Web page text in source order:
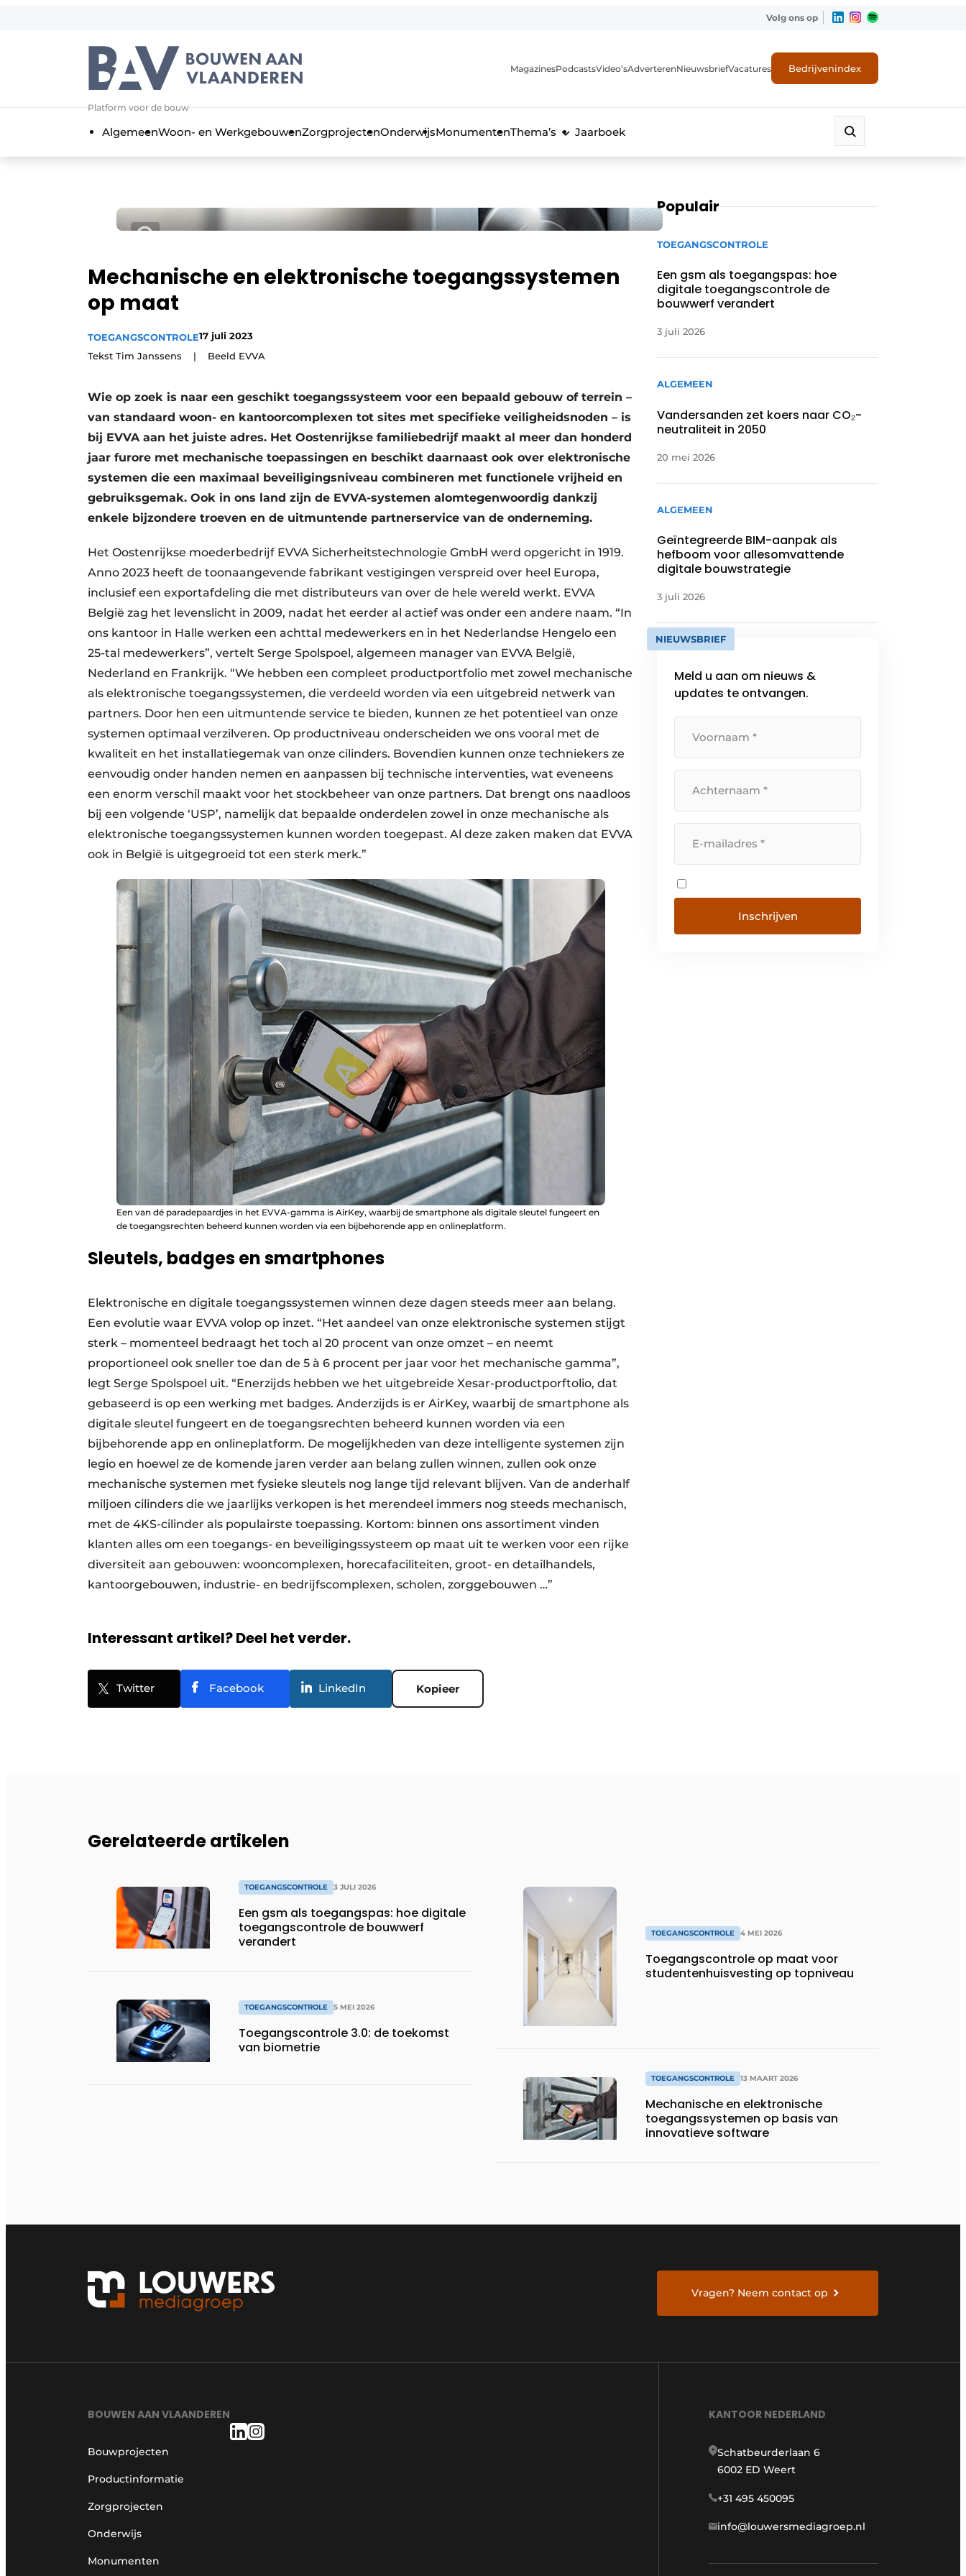
Aanmelden
Algemene voorwaarden
Bedrijven
Jaarboek
Nieuwsbrief
Privacy / Cookie statement
Vacature aanmelden
Vacatures
Aanmelden
Bedrijven
Bedrijven
Contact
Volg ons op
Platform voor de bouw
MagazinesPodcastsVideo’sAdverterenNieuwsbriefVacatures Bedrijvenindex
AlgemeenWoon- en WerkgebouwenZorgprojectenOnderwijsMonumentenThema’s Jaarboek
Mechanische en elektronische toegangssystemen
op maat
TOEGANGSCONTROLE17 juli 2023
Tekst Tim Janssens | Beeld EVVA
Wie op zoek is naar een geschikt toegangssysteem voor een bepaald gebouw of terrein –
van standaard woon- en kantoorcomplexen tot sites met specifieke veiligheidsnoden – is
bij EVVA aan het juiste adres. Het Oostenrijkse familiebedrijf maakt al meer dan honderd
jaar furore met mechanische toepassingen en beschikt daarnaast ook over elektronische
systemen die een maximaal beveiligingsniveau combineren met functionele vrijheid en
gebruiksgemak. Ook in ons land zijn de EVVA-systemen alomtegenwoordig dankzij
enkele bijzondere troeven en de uitmuntende partnerservice van de onderneming.
Het Oostenrijkse moederbedrijf EVVA Sicherheitstechnologie GmbH werd opgericht in 1919.
Anno 2023 heeft de toonaangevende fabrikant vestigingen verspreid over heel Europa,
inclusief een exportafdeling die met distributeurs van over de hele wereld werkt. EVVA
België zag het levenslicht in 2009, nadat het eerder al actief was onder een andere naam. “In
ons kantoor in Halle werken een achttal medewerkers en in het Nederlandse Hengelo een
25-tal medewerkers”, vertelt Serge Spolspoel, algemeen manager van EVVA België,
Nederland en Frankrijk. “We hebben een compleet productportfolio met zowel mechanische
als elektronische toegangssystemen, die verdeeld worden via een uitgebreid netwerk van
partners. Door hen een uitmuntende service te bieden, kunnen ze het potentieel van onze
systemen optimaal verzilveren. Op productniveau onderscheiden we ons vooral met de
kwaliteit en het installatiegemak van onze cilinders. Bovendien kunnen onze techniekers ze
eenvoudig onder handen nemen en aanpassen bij technische interventies, wat eveneens
een enorm verschil maakt voor het stockbeheer van onze partners. Dat brengt ons naadloos
bij een volgende ‘USP’, namelijk dat bepaalde onderdelen zowel in onze mechanische als
elektronische toegangssystemen kunnen worden toegepast. Al deze zaken maken dat EVVA
ook in België is uitgegroeid tot een sterk merk.”
Een van dé paradepaardjes in het EVVA-gamma is AirKey, waarbij de smartphone als digitale sleutel fungeert en
de toegangsrechten beheerd kunnen worden via een bijbehorende app en onlineplatform.
Sleutels, badges en smartphones
Elektronische en digitale toegangssystemen winnen deze dagen steeds meer aan belang.
Een evolutie waar EVVA volop op inzet. “Het aandeel van onze elektronische systemen stijgt
sterk – momenteel bedraagt het toch al 20 procent van onze omzet – en neemt
proportioneel ook sneller toe dan de 5 à 6 procent per jaar voor het mechanische gamma”,
legt Serge Spolspoel uit. “Enerzijds hebben we het uitgebreide Xesar-productporftolio, dat
gebaseerd is op een werking met badges. Anderzijds is er AirKey, waarbij de smartphone als
digitale sleutel fungeert en de toegangsrechten beheerd kunnen worden via een
bijbehorende app en onlineplatform. De mogelijkheden van deze intelligente systemen zijn
legio en hoewel ze de komende jaren verder aan belang zullen winnen, zullen ook onze
mechanische systemen met fysieke sleutels nog lange tijd relevant blijven. Van de anderhalf
miljoen cilinders die we jaarlijks verkopen is het merendeel immers nog steeds mechanisch,
met de 4KS-cilinder als populairste toepassing. Kortom: binnen ons assortiment vinden
klanten alles om een toegangs- en beveiligingssysteem op maat uit te werken voor een rijke
diversiteit aan gebouwen: wooncomplexen, horecafaciliteiten, groot- en detailhandels,
kantoorgebouwen, industrie- en bedrijfscomplexen, scholen, zorggebouwen …”
Interessant artikel? Deel het verder.
Twitter Facebook LinkedIn Kopieer
Populair
TOEGANGSCONTROLE
Een gsm als toegangspas: hoe
digitale toegangscontrole de
bouwwerf verandert
3 juli 2026
ALGEMEEN
Vandersanden zet koers naar CO₂-
neutraliteit in 2050
20 mei 2026
ALGEMEEN
Geïntegreerde BIM-aanpak als
hefboom voor allesomvattende
digitale bouwstrategie
3 juli 2026
NIEUWSBRIEF
Meld u aan om nieuws &
updates te ontvangen.
Gerelateerde artikelen
TOEGANGSCONTROLE 3 JULI 2026
Een gsm als toegangspas: hoe digitale
toegangscontrole de bouwwerf
verandert
TOEGANGSCONTROLE 5 MEI 2026
Toegangscontrole 3.0: de toekomst
van biometrie
TOEGANGSCONTROLE 4 MEI 2026
Toegangscontrole op maat voor
studentenhuisvesting op topniveau
TOEGANGSCONTROLE 13 MAART 2026
Mechanische en elektronische
toegangssystemen op basis van
innovatieve software
Vragen? Neem contact op
BOUWEN AAN VLAANDEREN
Bouwprojecten
Productinformatie
Zorgprojecten
Onderwijs
Monumenten
KANTOOR NEDERLAND
Schatbeurderlaan 6
6002 ED Weert
+31 495 450095
info@louwersmediagroep.nl